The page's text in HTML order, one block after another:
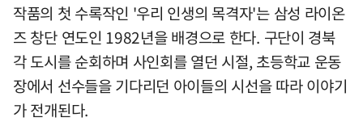
작품의 첫 수록작인 '우리 인생의 목격자'는 삼성 라이온
즈 창단 연도인 1982년을 배경으로 한다. 구단이 경북
각 도시를 순회하며 사인회를 열던 시절, 초등학교 운동
장에서 선수들을 기다리던 아이들의 시선을 따라 이야기
가 전개된다.